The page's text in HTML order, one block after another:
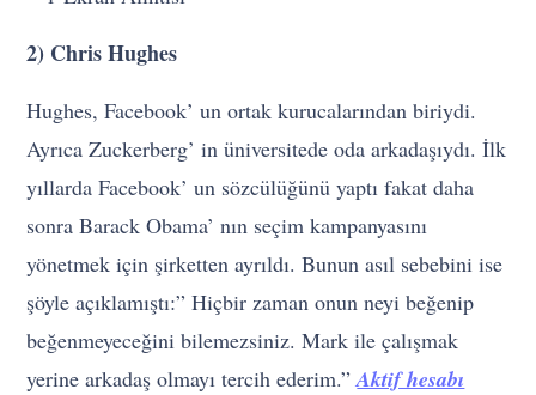
2) Chris Hughes
Hughes, Facebook’ un ortak kurucalarından biriydi.
Ayrıca Zuckerberg’ in üniversitede oda arkadaşıydı. İlk
yıllarda Facebook’ un sözcülüğünü yaptı fakat daha
sonra Barack Obama’ nın seçim kampanyasını
yönetmek için şirketten ayrıldı. Bunun asıl sebebini ise
şöyle açıklamıştı:” Hiçbir zaman onun neyi beğenip
beğenmeyeceğini bilemezsiniz. Mark ile çalışmak
yerine arkadaş olmayı tercih ederim.”Aktif hesabı